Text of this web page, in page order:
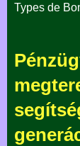
Types de